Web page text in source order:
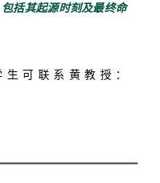
包括其起源时刻及最终命
生可 联系 黄教授：